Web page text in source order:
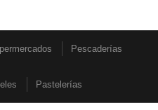
Pescaderías
Pastelerías